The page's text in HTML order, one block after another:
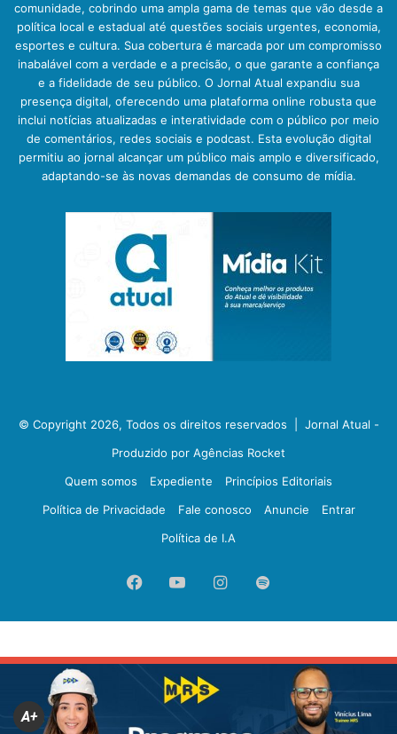
comunidade, cobrindo uma ampla gama de temas que vão desde a
política local e estadual até questões sociais urgentes, economia,
esportes e cultura. Sua cobertura é marcada por um compromisso
inabalável com a verdade e a precisão, o que garante a confiança
e a fidelidade de seu público. O Jornal Atual expandiu sua
presença digital, oferecendo uma plataforma online robusta que
inclui notícias atualizadas e interatividade com o público por meio
de comentários, redes sociais e podcast. Esta evolução digital
permitiu ao jornal alcançar um público mais amplo e diversificado,
adaptando-se às novas demandas de consumo de mídia.
© Copyright 2026, Todos os direitos reservados | Jornal Atual -
Produzido por Agências Rocket
Quem somos
Expediente
Princípios Editoriais
Política de Privacidade
Fale conosco Anuncie
Entrar
Política de I.A
FacebookYouTubeInstagram
Spotify
A+